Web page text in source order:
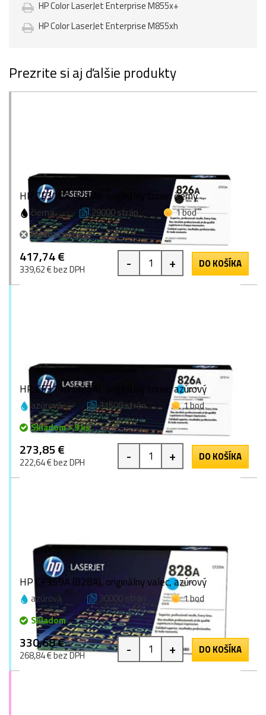
HP Color LaserJet Enterprise M855x+
HP Color LaserJet Enterprise M855xh
Prezrite si aj ďalšie produkty
HP CF310A (826A), originálny toner, čierny
čierna 29000 strán
1 bod
Nedostupné
417,74 €
339,62 € bez DPH - + DO KOŠÍKA
HP CF311A (826A), originálny toner, azúrový
azúrová 31500 strán
1 bod
Skladom > 9 ks
273,85 €
222,64 € bez DPH - + DO KOŠÍKA
HP CF359A (828A), originálny valec, azúrový
azúrová 30000 strán
1 bod
Skladom
330,68 €
268,84 € bez DPH - + DO KOŠÍKA